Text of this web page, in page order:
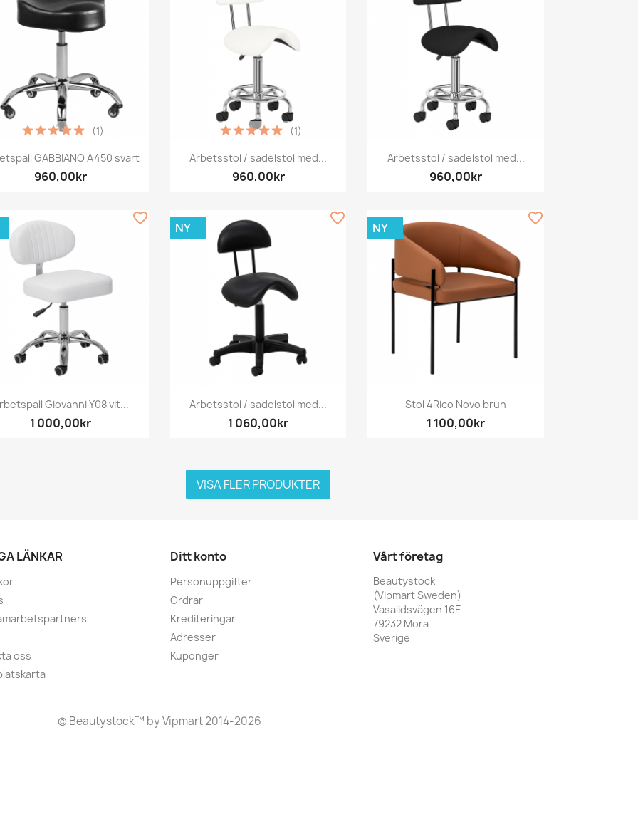
Snabbvy
GABBIANO A450 svart
960,00kr
(1)
 Snabbvy
Arbetsstol / sadelstol med...
960,00kr
(1)
 Snabbvy
Arbetsstol / sadelstol med...
960,00kr
Snabbvy
Giovanni Y08 vit...
1 000,00kr
favorite_border
 Snabbvy
Arbetsstol / sadelstol med...
1 060,00kr
NY
favorite_border
Snabbvy
Stol 4Rico Novo brun
1 100,00kr
NY
favorite_border
VISA FLER PRODUKTER
LÄNKAR
oss
Ditt konto
Personuppgifter
Ordrar
Krediteringar
Adresser
Kuponger
Vårt företag
Beautystock
(Vipmart Sweden)
Vasalidsvägen 16E
79232 Mora
Sverige
© Beautystock™ by Vipmart 2014-2026